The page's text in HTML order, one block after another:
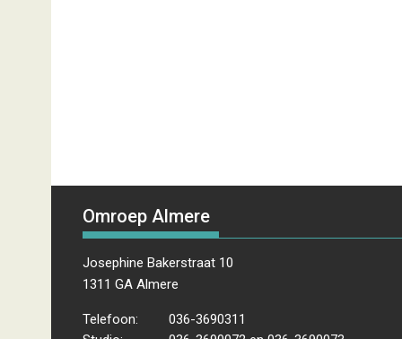
Omroep Almere
Josephine Bakerstraat 10
1311 GA Almere
Telefoon:
036-3690311